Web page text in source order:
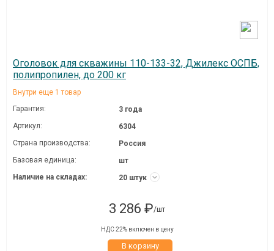
Оголовок для скважины 110-133-32, Джилекс ОСПБ,
полипропилен, до 200 кг
Внутри еще 1 товар
Гарантия:
3 года
Артикул:
6304
Страна производства:
Россия
Базовая единица:
шт
Наличие на складах:
20 штук
3 286 ₽/шт
НДС 22% включен в цену
В корзину